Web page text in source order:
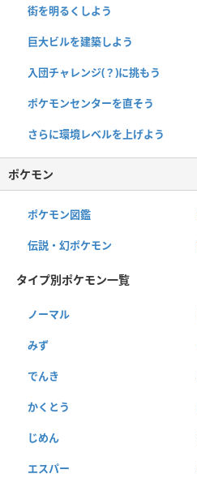
街を明るくしよう
巨大ビルを建築しよう
入団チャレンジ(？)に挑もう
ポケモンセンターを直そう
さらに環境レベルを上げよう
ポケモン
ポケモン図鑑
伝説・幻ポケモン
タイプ別ポケモン一覧
ノーマル
みず
でんき
かくとう
じめん
エスパー